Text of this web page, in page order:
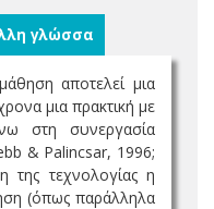
γλώσσα
αποτελεί μια
μια πρακτική με
στη συνεργασία
& Palincsar, 1996;
της τεχνολογίας η
(όπως παράλληλα